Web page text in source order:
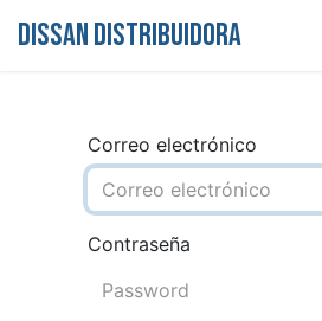
DISSAN DISTRIBUIDORA
Correo electrónico
Contraseña